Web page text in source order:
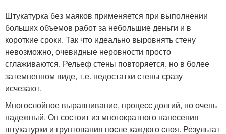
Штукатурка без маяков применяется при выполнении
больших объемов работ за небольшие деньги и в
короткие сроки. Так что идеально выровнять стену
невозможно, очевидные неровности просто
сглаживаются. Рельеф стены повторяется, но в более
затемненном виде, т.е. недостатки стены сразу
исчезают.
Многослойное выравнивание, процесс долгий, но очень
надежный. Он состоит из многократного нанесения
штукатурки и грунтования после каждого слоя. Результат